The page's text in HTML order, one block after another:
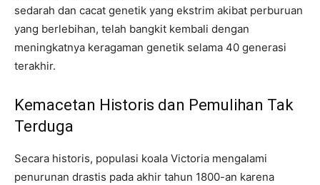
sedarah dan cacat genetik yang ekstrim akibat perburuan
yang berlebihan, telah bangkit kembali dengan
meningkatnya keragaman genetik selama 40 generasi
terakhir.
Kemacetan Historis dan Pemulihan Tak
Terduga
Secara historis, populasi koala Victoria mengalami
penurunan drastis pada akhir tahun 1800-an karena